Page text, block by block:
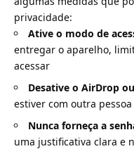
privacidade:
Ative o modo de
entregar o aparelho,
acessar
Desative o AirDrop
estiver com outra pessoa
Nunca forneça a
uma justificativa clara e